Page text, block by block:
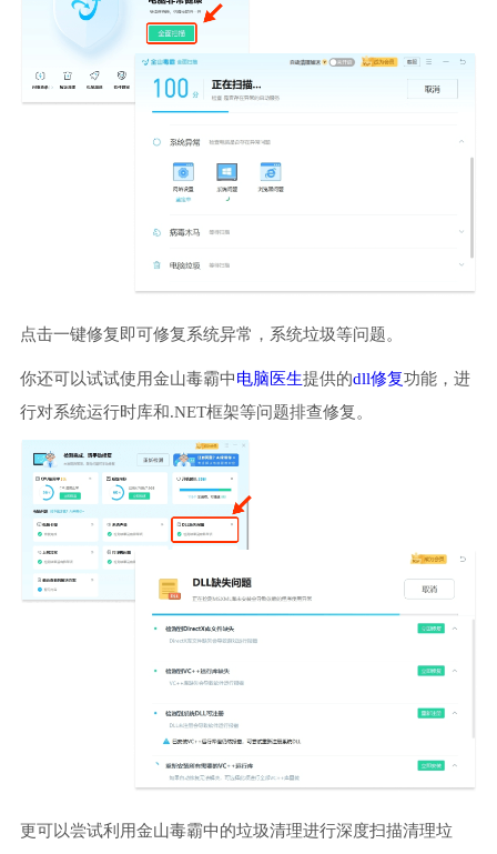
点击一键修复即可修复系统异常，系统垃圾等问题。
你还可以试试使用金山毒霸中电脑医生提供的dll修复功能，进
行对系统运行时库和.NET框架等问题排查修复。
更可以尝试利用金山毒霸中的垃圾清理进行深度扫描清理垃